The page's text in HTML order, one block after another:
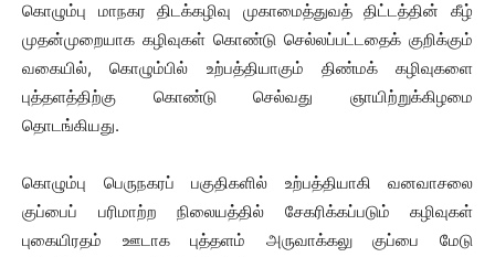
கொழும்பு மாநகர திடக்கழிவு முகாமைத்துவத் திட்டத்தின் கீழ்
முதன்முறையாக கழிவுகள் கொண்டு செல்லப்பட்டதைக் குறிக்கும்
வகையில், கொழும்பில் உற்பத்தியாகும் திண்மக் கழிவுகளை
புத்தளத்திற்கு கொண்டு செல்வது ஞாயிற்றுக்கிழமை
தொடங்கியது.
கொழும்பு பெருநகரப் பகுதிகளில் உற்பத்தியாகி வனவாசலை
குப்பைப் பரிமாற்ற நிலையத்தில் சேகரிக்கப்படும் கழிவுகள்
புகையிரதம் ஊடாக புத்தளம் அருவாக்கலு குப்பை மேடு